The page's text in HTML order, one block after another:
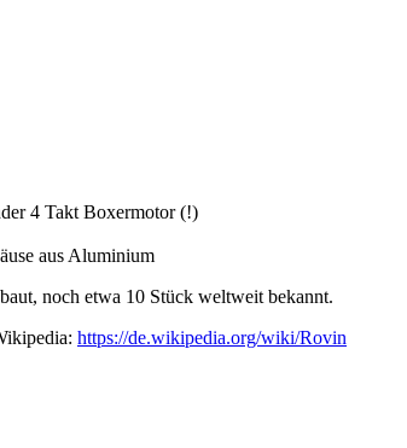
4 Takt Boxermotor (!)
aus Aluminium
noch etwa 10 Stück weltweit bekannt.
https://de.wikipedia.org/wiki/Rovin